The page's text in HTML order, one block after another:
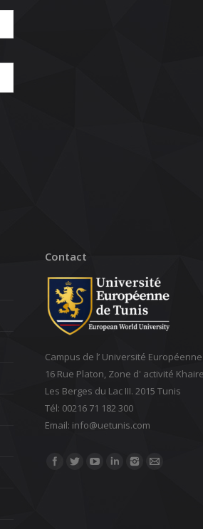
Contact
Campus de l’ Université
16 Rue Platon, Zone d' activité
Les Berges du Lac III. 2015 Tunis
Tél: 00216 71 182 300
Email: ‎info@uetunis.com
Find us on: